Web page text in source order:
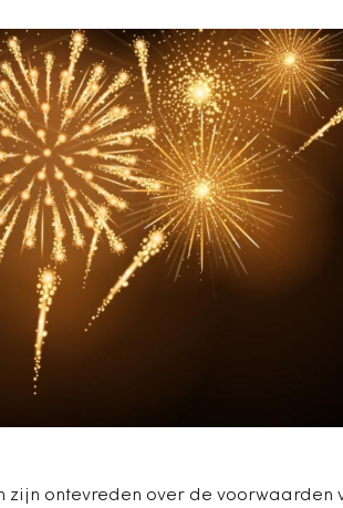
zijn ontevreden over de voorwaarden